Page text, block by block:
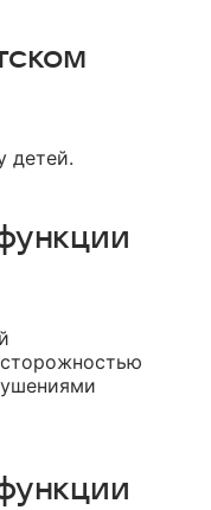
детей.